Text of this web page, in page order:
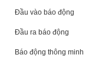
Đầu vào báo động
Đầu ra báo động
Báo động thông minh